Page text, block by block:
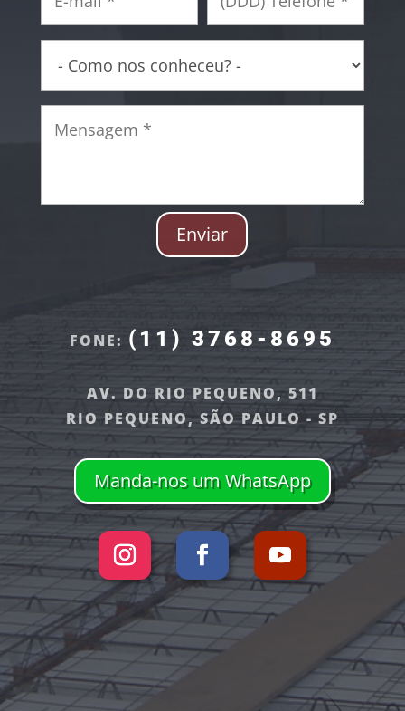
Enviar
FONE: (11) 3768-8695
AV. DO RIO PEQUENO, 511
RIO PEQUENO, SÃO PAULO - SP
Manda-nos um WhatsApp